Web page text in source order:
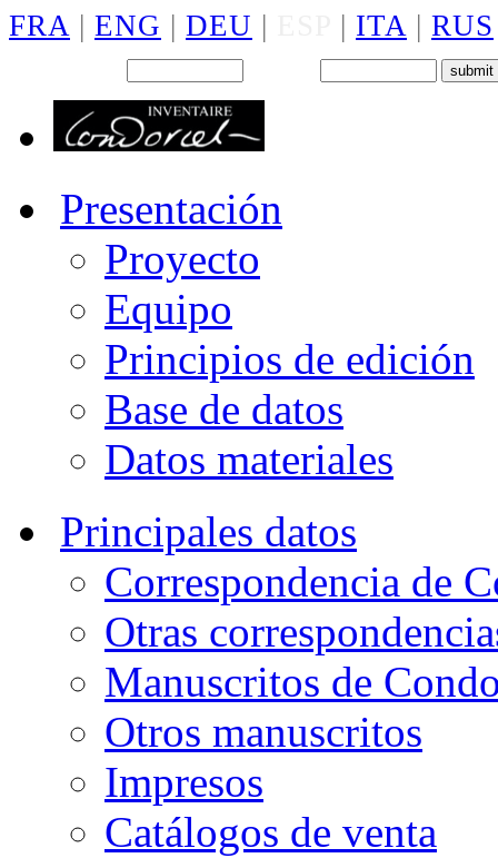
FRA | ENG | DEU | | ITA | RUS
Presentación
Proyecto
Equipo
Principios de edición
Base de datos
Datos materiales
Principales datos
Correspondencia de
Otras
Manuscritos de
Otros manuscritos
Impresos
Catálogos de venta